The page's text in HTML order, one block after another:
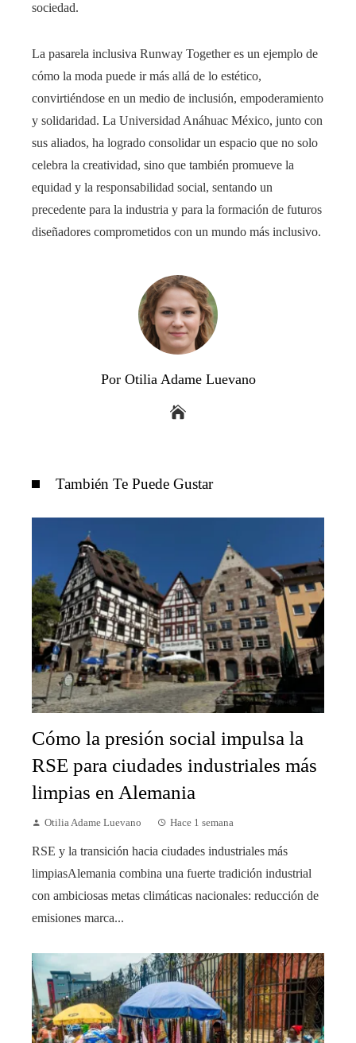
sociedad.
La pasarela inclusiva Runway Together es un ejemplo de
cómo la moda puede ir más allá de lo estético,
convirtiéndose en un medio de inclusión, empoderamiento
y solidaridad. La Universidad Anáhuac México, junto con
sus aliados, ha logrado consolidar un espacio que no solo
celebra la creatividad, sino que también promueve la
equidad y la responsabilidad social, sentando un
precedente para la industria y para la formación de futuros
diseñadores comprometidos con un mundo más inclusivo.
Por Otilia Adame Luevano
También Te Puede Gustar
Cómo la presión social impulsa la
RSE para ciudades industriales más
limpias en Alemania
Otilia Adame Luevano Hace 1 semana
RSE y la transición hacia ciudades industriales más
limpiasAlemania combina una fuerte tradición industrial
con ambiciosas metas climáticas nacionales: reducción de
emisiones marca...